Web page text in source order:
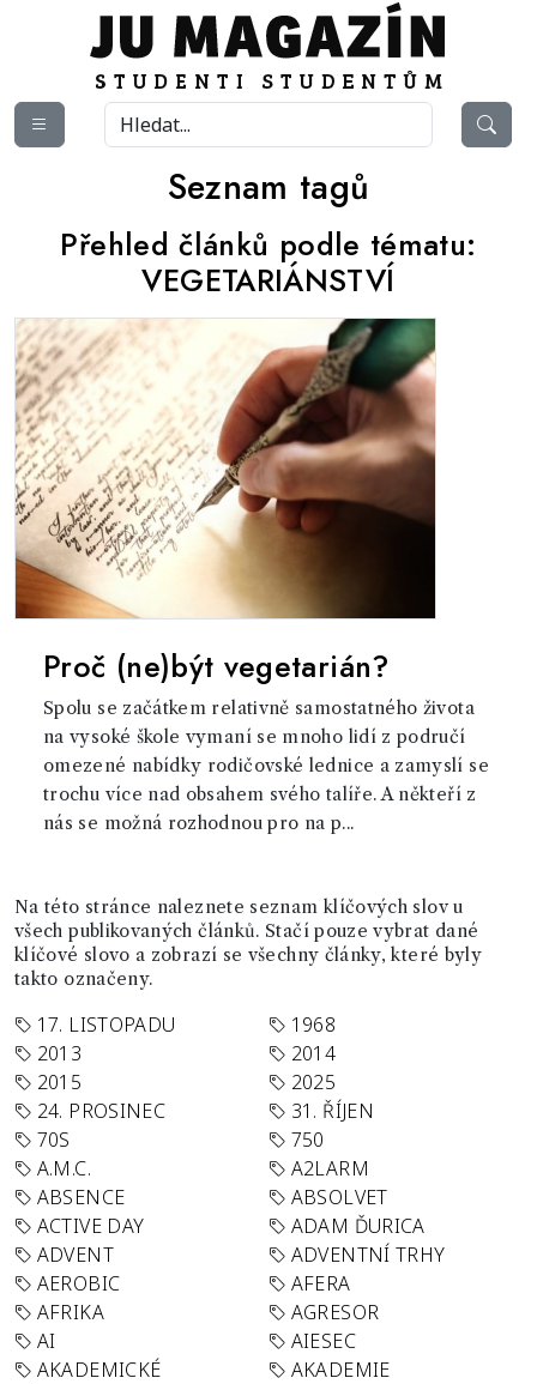
Seznam tagů
Přehled článků podle tématu:
VEGETARIÁNSTVÍ
Proč (ne)být vegetarián?
Spolu se začátkem relativně samostatného života
na vysoké škole vymaní se mnoho lidí z područí
omezené nabídky rodičovské lednice a zamyslí se
trochu více nad obsahem svého talíře. A někteří z
nás se možná rozhodnou pro na p...
Na této stránce naleznete seznam klíčových slov u
všech publikovaných článků. Stačí pouze vybrat dané
klíčové slovo a zobrazí se všechny články, které byly
takto označeny.
17. LISTOPADU
1968
2013
2014
2015
2025
24. PROSINEC
31. ŘÍJEN
70S
750
A.M.C.
A2LARM
ABSENCE
ABSOLVET
ACTIVE DAY
ADAM ĎURICA
ADVENT
ADVENTNÍ TRHY
AEROBIC
AFERA
AFRIKA
AGRESOR
AI
AIESEC
AKADEMICKÉ
AKADEMIE